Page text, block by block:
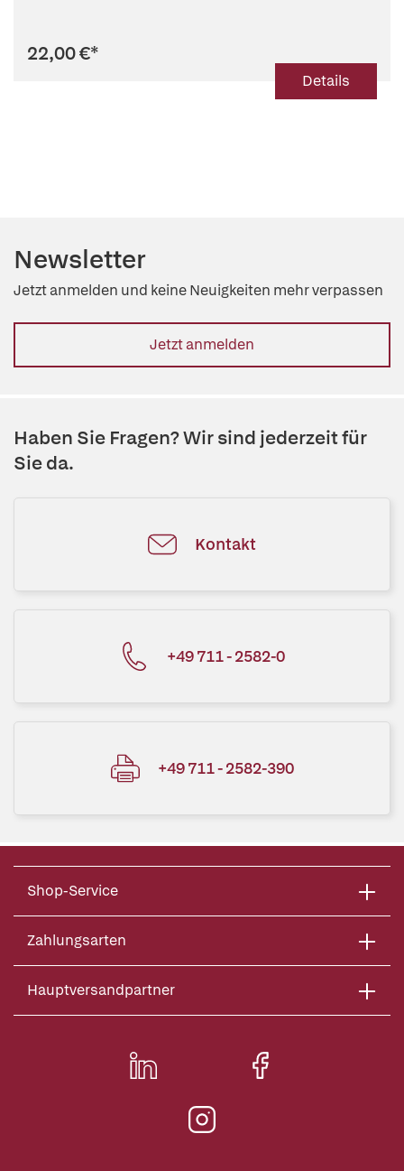
22,00 €*
Details
Newsletter
Jetzt anmelden und keine Neuigkeiten mehr verpassen
Jetzt anmelden
Haben Sie Fragen? Wir sind jederzeit für
Sie da.
Kontakt
+49 711 - 2582-0
+49 711 - 2582-390
Shop-Service
Zahlungsarten
Hauptversandpartner